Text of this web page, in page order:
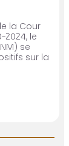
la Cour
le
se
sur la